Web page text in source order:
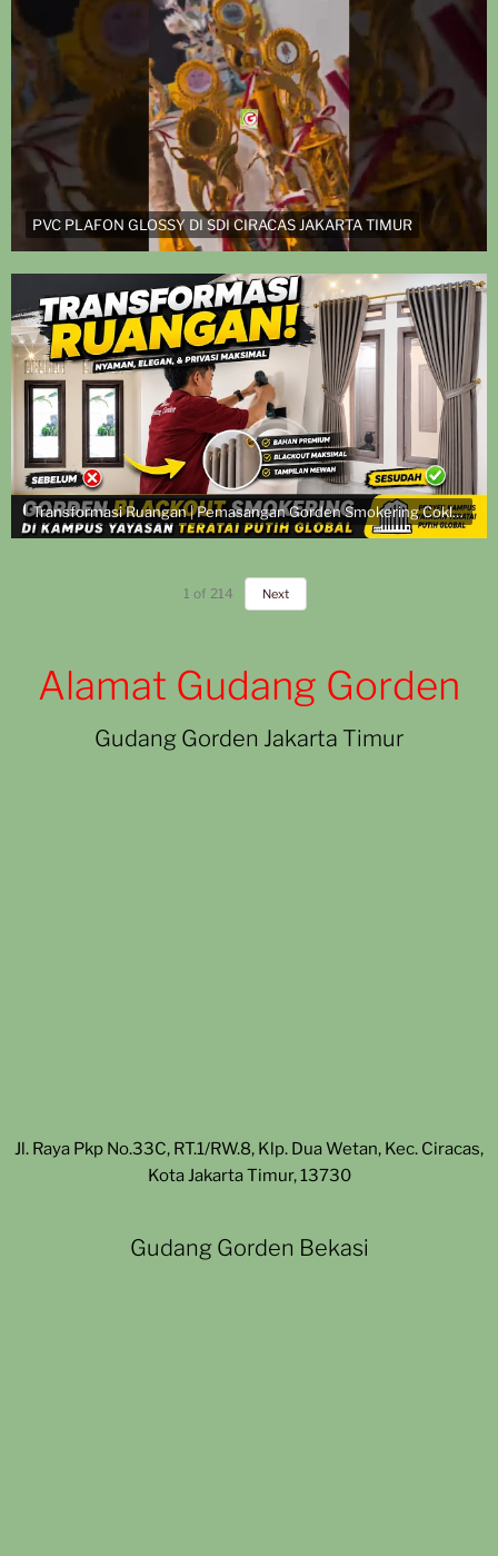
PVC PLAFON GLOSSY DI SDI CIRACAS JAKARTA TIMUR
Transformasi Ruangan | Pemasangan Gorden Smokering Coklat di Kampus Yayasan Teratai Putih Global
1 of 214 Next
Alamat Gudang Gorden
Gudang Gorden Jakarta Timur
Jl. Raya Pkp No.33C, RT.1/RW.8, Klp. Dua Wetan, Kec. Ciracas,
Kota Jakarta Timur, 13730
Gudang Gorden Bekasi